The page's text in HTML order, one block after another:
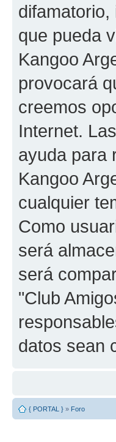
que pueda
Kangoo
provocará
creemos
Internet.
ayuda para
Kangoo
cualquier
Como
será
será
"Club
datos sean
{ PORTAL } » Foro